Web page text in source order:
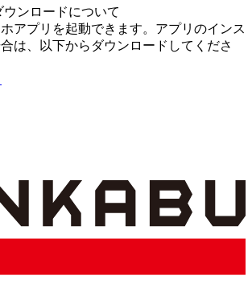
ンロードについて
アプリを起動できます。アプリのインス
は、以下からダウンロードしてくださ